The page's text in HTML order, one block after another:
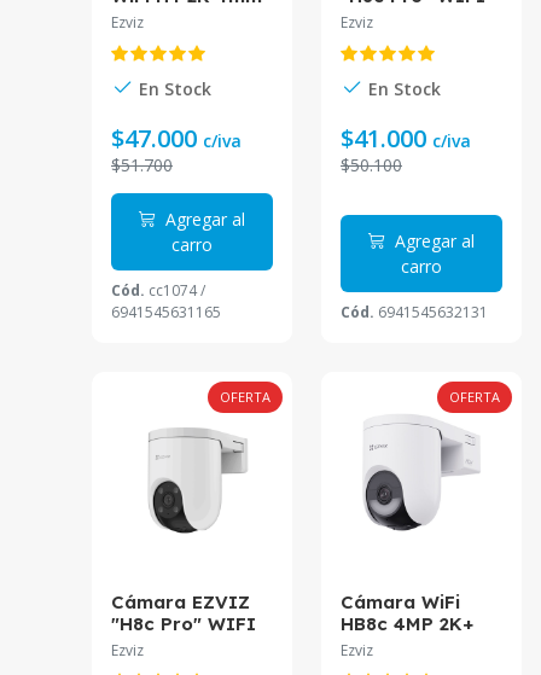
IR15M CS-H4-
Ezviz
En Stock
$47.000 c/iva
$51.700
Agregar al
carro
Cód. cc1074 /
6941545631165
3MP 2K 4mm
Luz CS-H8c-
R200-1K3WKFL
Ezviz
En Stock
$41.000 c/iva
$50.100
Agregar al
carro
Cód. 6941545632131
OFERTA
Cámara EZVIZ
"H8c Pro" WIFI
5MP 3K 4mm
Ezviz
OFERTA
Cámara WiFi
HB8c 4MP 2K+
con Bateria CS-
Ezviz